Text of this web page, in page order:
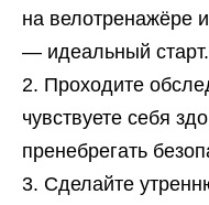
на велотренажёре
— идеальный старт.
Проходите
чувствуете себя
пренебрегать
Сделайте